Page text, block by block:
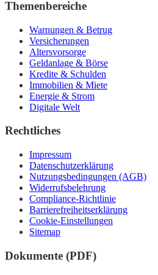
Themenbereiche
Warnungen & Betrug
Versicherungen
Altersvorsorge
Geldanlage & Börse
Kredite & Schulden
Immobilien & Miete
Energie & Strom
Digitale Welt
Rechtliches
Impressum
Datenschutzerklärung
Nutzungsbedingungen (AGB)
Widerrufsbelehrung
Compliance-Richtlinie
Barrierefreiheitserklärung
Cookie-Einstellungen
Sitemap
Dokumente (PDF)